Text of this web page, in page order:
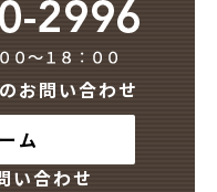
お問い合わせ
ム
い合わせ